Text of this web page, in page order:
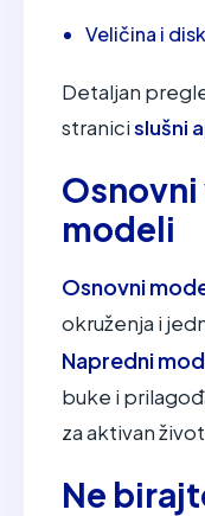
Veličina i
Detaljan
stranicislušni
modeli
Osnovni
okruženja i
Napredni
buke i
za aktivan
Ne